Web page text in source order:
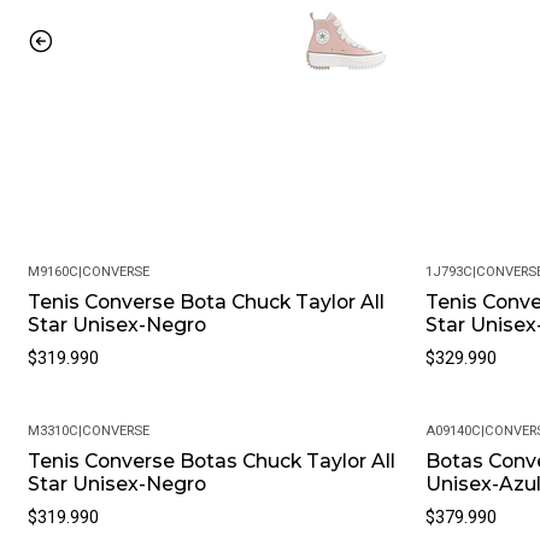
M9160C|CONVERSE
Tenis Converse Bota Chuck Taylor All
Star Unisex-Negro
$319.990
1J793C|
Tenis
Star
$329.990
M3310C|CONVERSE
Tenis Converse Botas Chuck Taylor All
Star Unisex-Negro
$319.990
A09140C|
Botas
Unisex-
$379.990